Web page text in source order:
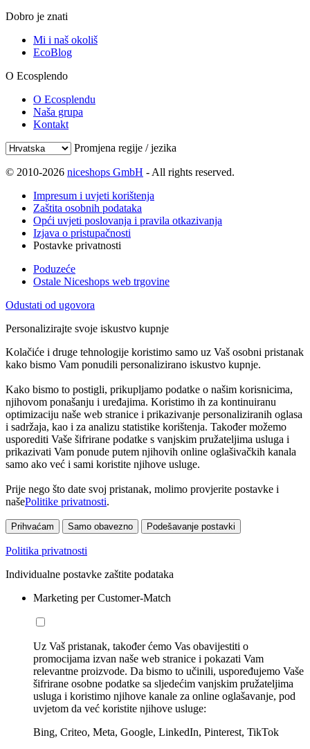
Dobro je znati
Mi i naš okoliš
EcoBlog
O Ecosplendo
O Ecosplendu
Naša grupa
Kontakt
Promjena regije / jezika
© 2010-2026 niceshops GmbH - All rights reserved.
Impresum i uvjeti korištenja
Zaštita osobnih podataka
Opći uvjeti poslovanja i pravila otkazivanja
Izjava o pristupačnosti
Postavke privatnosti
Poduzeće
Ostale Niceshops web trgovine
Odustati od ugovora
Personalizirajte svoje iskustvo kupnje
Kolačiće i druge tehnologije koristimo samo uz Vaš osobni pristanak
kako bismo Vam ponudili personalizirano iskustvo kupnje.
Kako bismo to postigli, prikupljamo podatke o našim korisnicima,
njihovom ponašanju i uređajima. Koristimo ih za kontinuiranu
optimizaciju naše web stranice i prikazivanje personaliziranih oglasa
i sadržaja, kao i za analizu statistike korištenja. Također možemo
usporediti Vaše šifrirane podatke s vanjskim pružateljima usluga i
prikazivati Vam ponude putem njihovih online oglašivačkih kanala
samo ako već i sami koristite njihove usluge.
Prije nego što date svoj pristanak, molimo provjerite postavke i
našePolitike privatnosti.
Prihvaćam Samo obavezno Podešavanje postavki
Politika privatnosti
Individualne postavke zaštite podataka
Marketing per Customer-Match
Uz Vaš pristanak, također ćemo Vas obavijestiti o
promocijama izvan naše web stranice i pokazati Vam
relevantne proizvode. Da bismo to učinili, uspoređujemo Vaše
šifrirane osobne podatke sa sljedećim vanjskim pružateljima
usluga i koristimo njihove kanale za online oglašavanje, pod
uvjetom da već koristite njihove usluge:
Bing, Criteo, Meta, Google, LinkedIn, Pinterest, TikTok